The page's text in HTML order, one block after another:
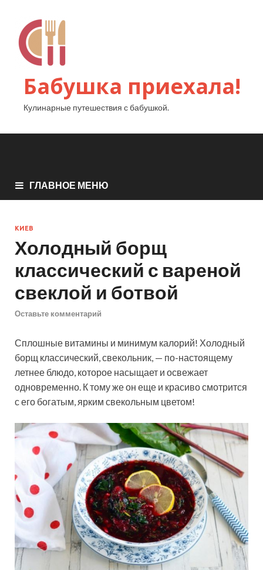
Бабушка приехала!
Кулинарные путешествия с бабушкой.
ГЛАВНОЕ МЕНЮ
КИЕВ
Холодный борщ
классический с вареной
свеклой и ботвой
Оставьте комментарий
Сплошные витамины и минимум калорий! Холодный
борщ классический, свекольник, — по-настоящему
летнее блюдо, которое насыщает и освежает
одновременно. К тому же он еще и красиво смотрится
с его богатым, ярким свекольным цветом!